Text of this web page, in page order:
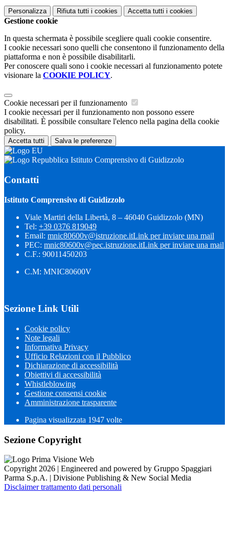
Personalizza Rifiuta tutti i cookies Accetta tutti i cookies
Gestione cookie
In questa schermata è possibile scegliere quali cookie consentire.
I cookie necessari sono quelli che consentono il funzionamento della
piattaforma e non è possibile disabilitarli.
Per conoscere quali sono i cookie necessari al funzionamento potete
visionare la COOKIE POLICY.
Cookie necessari per il funzionamento
I cookie necessari per il funzionamento non possono essere
disabilitati. È possibile consultare l'elenco nella pagina della cookie
policy.
Accetta tutti Salva le preferenze
Istituto Comprensivo di Guidizzolo
Contatti
Istituto Comprensivo di Guidizzolo
Viale Martiri della Libertà, 8 – 46040 Guidizzolo (MN)
Tel: +39 0376 819049
Email: mnic80600v@istruzione.itLink per inviare una mail
PEC: mnic80600v@pec.istruzione.itLink per inviare una mail
C.F.: 90011450203
C.M: MNIC80600V
Sezione Link Utili
Cookie policy
Note legali
Informativa Privacy
Ufficio Relazioni con il Pubblico
Dichiarazione di accessibilità
Obiettivi di accessibilità
Whistleblowing
Gestione consensi cookie
Amministrazione trasparente
Pagina visualizzata 1947 volte
Sezione Copyright
Copyright 2026 | Engineered and powered by Gruppo Spaggiari
Parma S.p.A. | Divisione Publishing & New Social Media
Disclaimer trattamento dati personali